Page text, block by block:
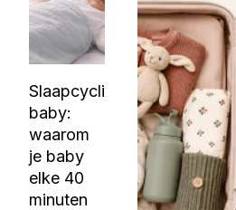
Slaapcycli
baby:
waarom
je baby
elke 40
minuten